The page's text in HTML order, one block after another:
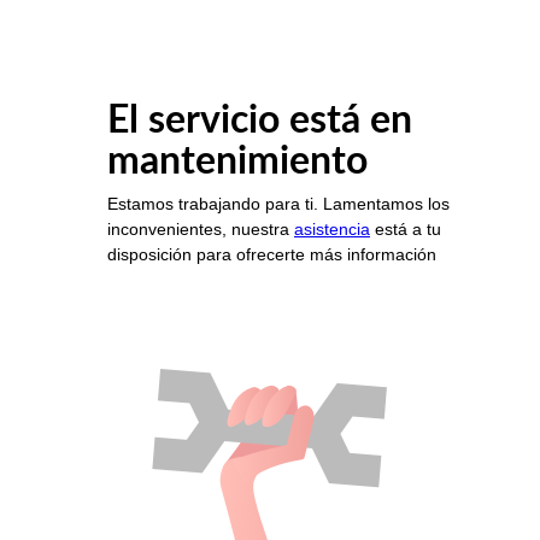
El servicio está en
mantenimiento
Estamos trabajando para ti. Lamentamos los
inconvenientes, nuestra asistencia está a tu
disposición para ofrecerte más información